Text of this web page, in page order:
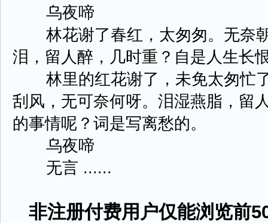
乌夜啼
林花谢了春红，太匆匆。无奈
泪，留人醉，几时重？自是人生长
林里的红花谢了，未免太匆忙
刮风，无可奈何呀。泪湿燕脂，留
的事情呢？词是写离愁的。
乌夜啼
无言 ......
非注册付费用户仅能浏览前